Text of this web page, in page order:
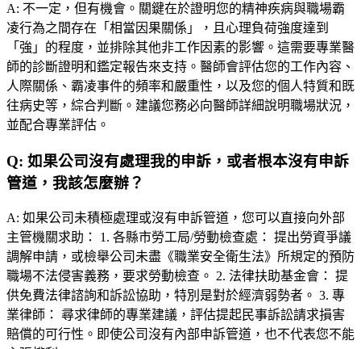
A: 不一定，但有機會。關鍵在於證明您的精神疾病與職場霸
凌行為之間存在「相當因果關係」，且心理負荷強度達到
「強」的程度，並排除其他非工作因素的影響。這需要專業醫
師的診斷證明和鑑定報告來支持。醫師會評估您的工作內容、
人際關係、霸凌事件的頻率和嚴重性，以及您的個人特質和既
往病史等，綜合判斷。建議您務必向醫師詳細說明職場狀況，
並配合專業評估。
Q: 如果公司沒有處理我的申訴，或者根本沒有申訴
管道，我該怎麼辦？
A: 如果公司未積極處理或沒有申訴管道，您可以直接向外部
主管機關求助： 1. 各縣市勞工局/勞動檢查處： 提出勞資爭議
調解申請，或檢舉公司未盡《職業安全衛生法》所規定的預防
職場不法侵害義務，要求勞動檢查。 2. 法律扶助基金會： 提
供免費法律諮詢和訴訟協助，特別是對於經濟弱勢者。 3. 專
業律師： 尋求律師的專業建議，評估提起民事訴訟請求損害
賠償的可行性。即使公司沒有內部申訴管道，也不代表您不能